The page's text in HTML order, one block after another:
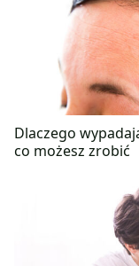
Dlaczego
co możesz zrobić